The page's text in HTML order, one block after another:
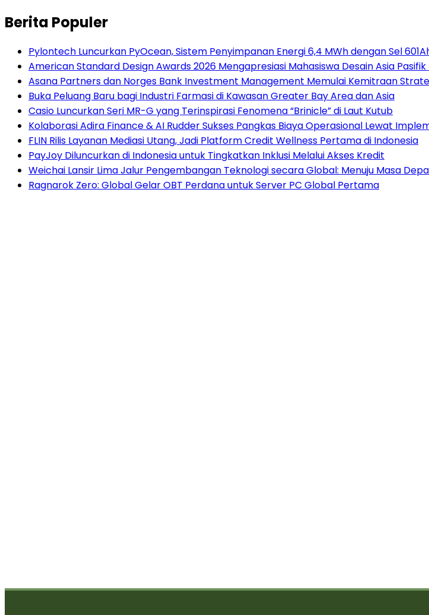
Berita Populer
Pylontech Luncurkan PyOcean, Sistem Penyimpanan Energi 6,4 MWh dengan Sel
American Standard Design Awards 2026 Mengapresiasi Mahasiswa Desain Asia
Asana Partners dan Norges Bank Investment Management Memulai Kemitraan
Buka Peluang Baru bagi Industri Farmasi di Kawasan Greater Bay Area dan Asia
Casio Luncurkan Seri MR-G yang Terinspirasi Fenomena “Brinicle” di Laut Kutub
Kolaborasi Adira Finance & AI Rudder Sukses Pangkas Biaya Operasional Lewat
FLIN Rilis Layanan Mediasi Utang, Jadi Platform Credit Wellness Pertama di Indonesia
PayJoy Diluncurkan di Indonesia untuk Tingkatkan Inklusi Melalui Akses Kredit
Weichai Lansir Lima Jalur Pengembangan Teknologi secara Global: Menuju Masa
Ragnarok Zero: Global Gelar OBT Perdana untuk Server PC Global Pertama